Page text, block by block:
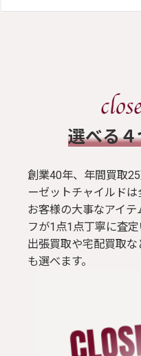
選べる
創業40年、年間買取
ーゼットチャイルドは
お客様の大事なアイ
フが1点1点丁寧に査定
出張買取や宅配買取
も選べます。